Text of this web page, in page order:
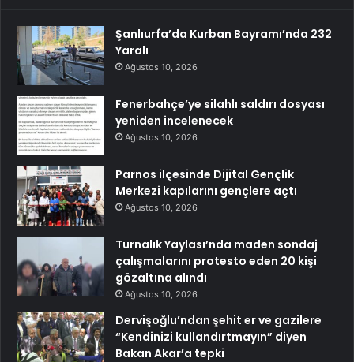
Şanlıurfa’da Kurban Bayramı’nda 232
Yaralı
Ağustos 10, 2026
Fenerbahçe’ye silahlı saldırı dosyası
yeniden incelenecek
Ağustos 10, 2026
Parnos ilçesinde Dijital Gençlik
Merkezi kapılarını gençlere açtı
Ağustos 10, 2026
Turnalık Yaylası’nda maden sondaj
çalışmalarını protesto eden 20 kişi
gözaltına alındı
Ağustos 10, 2026
Dervişoğlu’ndan şehit er ve gazilere
“Kendinizi kullandırtmayın” diyen
Bakan Akar’a tepki